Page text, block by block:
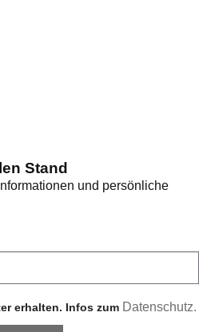
Stand
und persönliche
erhalten. Infos zum Datenschutz.